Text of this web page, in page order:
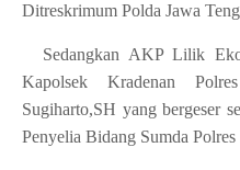
Ditreskrimum Polda Jawa
Sedangkan AKP Lilik
Kapolsek Kradenan
Sugiharto,SH yang bergeser
Penyelia Bidang Sumda